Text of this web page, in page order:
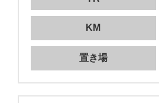
KM
置き場